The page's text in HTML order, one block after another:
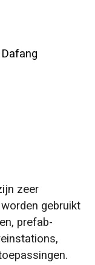
zeer
gebruikt
prefab-